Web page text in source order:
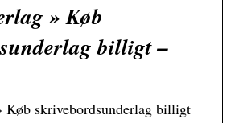
» Køb
billigt –
Køb skrivebordsunderlag billigt